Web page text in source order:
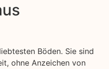
Böden. Sie sind
ohne Anzeichen von